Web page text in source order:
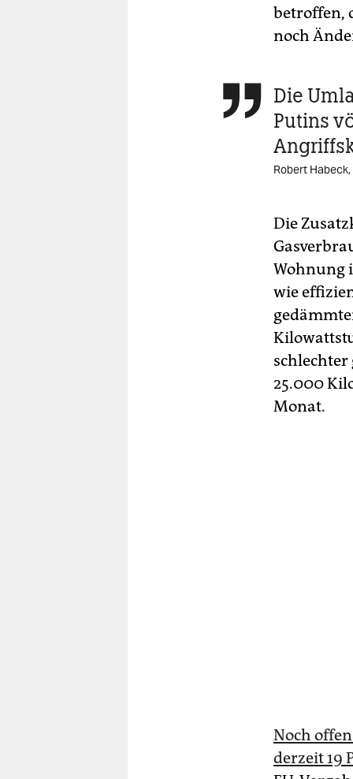
betroffen,
noch
 Die
Putins
Robert
Die
Wohnung
wie
25.000
Monat.
Noch
derzeit 19